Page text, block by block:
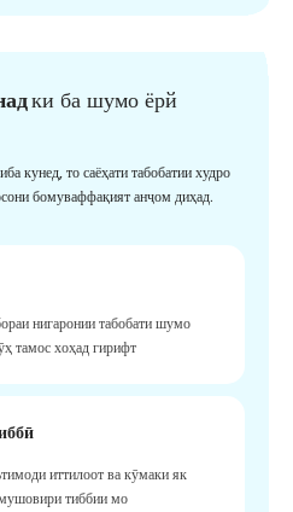
ки ба шумо ёрй
кунед, то саёҳати табобатии худро
бомуваффақият анҷом диҳад.
нигаронии табобати шумо
тамос хоҳад гирифт
иттилоот ва кӯмаки як
тиббии мо